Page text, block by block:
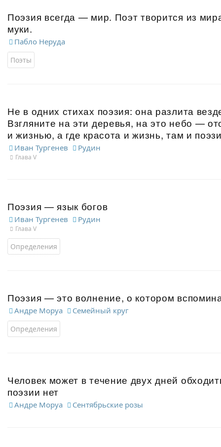
Поэзия всегда — мир. Поэт творится из
муки.
Пабло Неруда
Поэты
Не в одних стихах поэзия: она разлита
Взгляните на эти деревья, на это небо —
и жизнью, а где красота и жизнь, там и
Иван Тургенев Рудин
Глава V
Поэзия — язык богов
Иван Тургенев Рудин
Глава V
Определения
Поэзия — это волнение, о котором
Андре Моруа Семейный круг
Определения
Человек может в течение двух дней
поэзии нет
Андре Моруа Сентябрьские розы